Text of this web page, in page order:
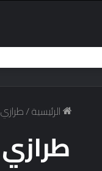
الرئيسية/طرازي
طرازي